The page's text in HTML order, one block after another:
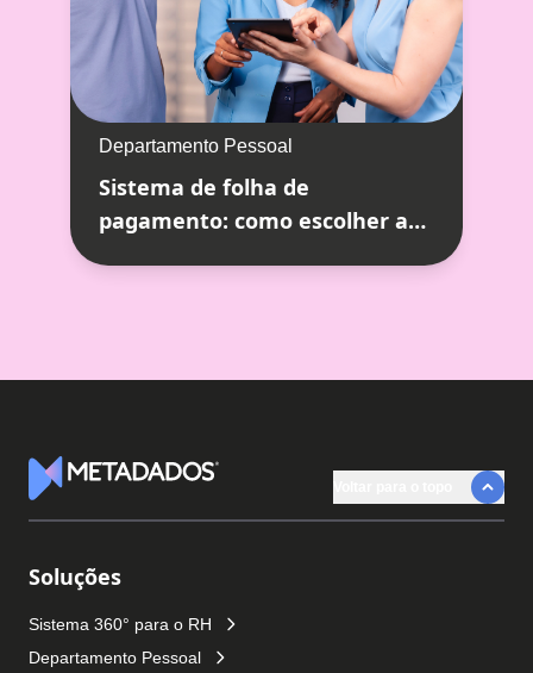
Departamento Pessoal
Sistema de folha de
pagamento: como escolher a
Logotipo Metadados
Soluções
Sistema 360° para o RH
Departamento Pessoal